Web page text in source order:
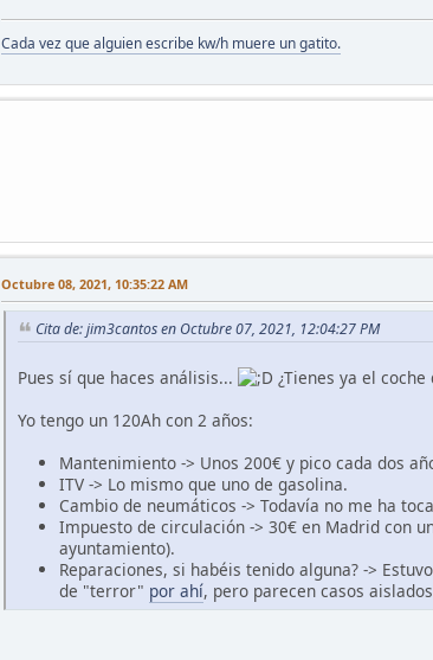
Cada vez que alguien escribe kw/h muere un gatito.
Octubre 08, 2021, 10:35:22 AM
Cita de: jim3cantos en Octubre 07, 2021, 12:04:27 PM
Pues sí que haces análisis...
¿Tienes ya el
Yo tengo un 120Ah con 2 años:
Mantenimiento -> Unos 200€ y pico cada dos
ITV -> Lo mismo que uno de gasolina.
Cambio de neumáticos -> Todavía no me ha
Impuesto de circulación -> 30€ en Madrid con
ayuntamiento).
Reparaciones, si habéis tenido alguna? ->
de "terror" por ahí, pero parecen casos